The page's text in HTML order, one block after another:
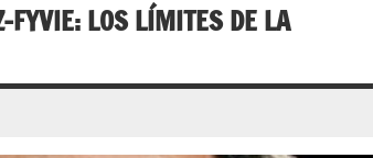
FYVIE: LOS LÍMITES DE LA